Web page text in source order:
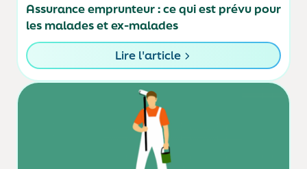
Assurance emprunteur : ce qui est prévu pour
les malades et ex-malades
Lire l'article